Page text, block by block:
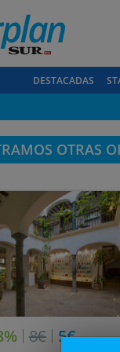
DESTACADAS
OTRAS
8€ 5€